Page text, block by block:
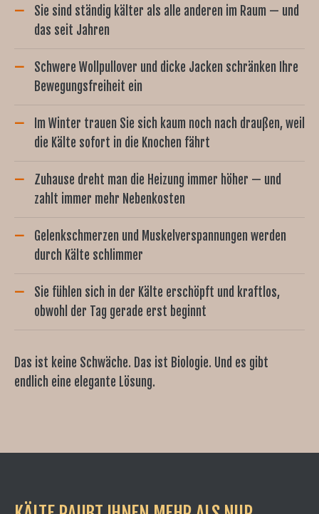
Sie sind ständig kälter als alle anderen im Raum — und
das seit Jahren
Schwere Wollpullover und dicke Jacken schränken Ihre
Bewegungsfreiheit ein
Im Winter trauen Sie sich kaum noch nach draußen, weil
die Kälte sofort in die Knochen fährt
Zuhause dreht man die Heizung immer höher — und
zahlt immer mehr Nebenkosten
Gelenkschmerzen und Muskelverspannungen werden
durch Kälte schlimmer
Sie fühlen sich in der Kälte erschöpft und kraftlos,
obwohl der Tag gerade erst beginnt
Das ist keine Schwäche. Das ist Biologie. Und es gibt
endlich eine elegante Lösung.